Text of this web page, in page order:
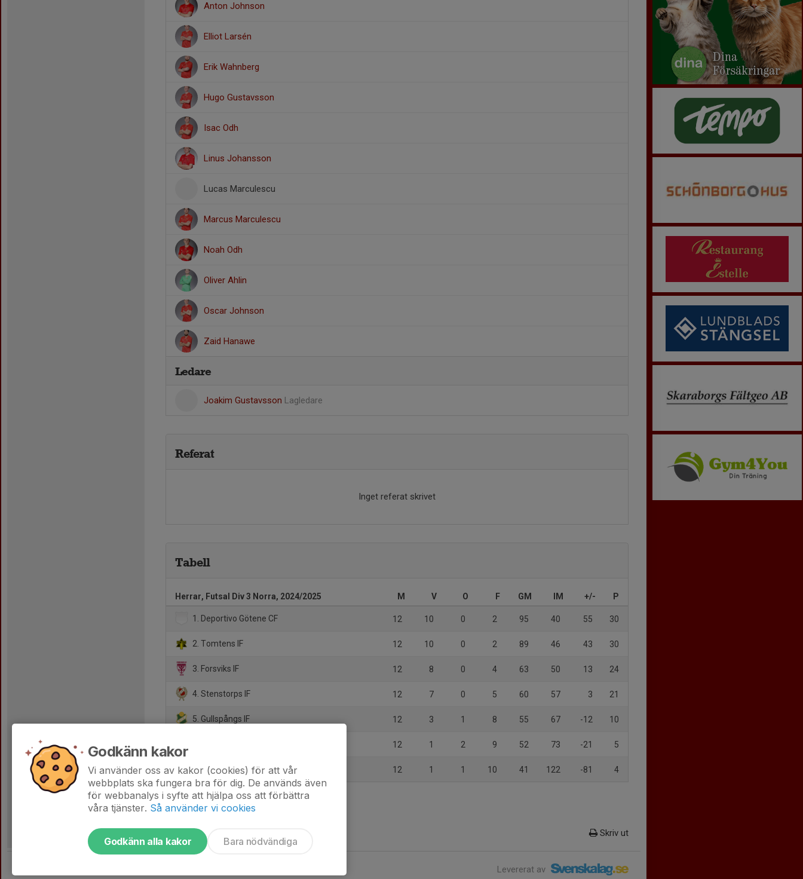
Anton Johnson
Elliot Larsén
Erik Wahnberg
Hugo Gustavsson
Isac Odh
Linus Johansson
Lucas Marculescu
Marcus Marculescu
Noah Odh
Oliver Ahlin
Oscar Johnson
Zaid Hanawe
Ledare
Joakim Gustavsson Lagledare
Referat
Inget referat skrivet
Tabell
Herrar, Futsal Div 3 Norra, 2024/2025 M V O F GM IM +/- P
1. Deportivo Götene CF 12 10 0 2 95 40 55 30
2. Tomtens IF 12 10 0 2 89 46 43 30
3. Forsviks IF 12 8 0 4 63 50 13 24
4. Stenstorps IF 12 7 0 5 60 57 3 21
5. Gullspångs IF 12 3 1 8 55 67 -12 10
12 1 2 9 52 73 -21 5
7. Hova/Weimer 12 1 1 10 41 122 -81 4
Skriv ut
Levererat av
Godkänn kakor
Vi använder oss av kakor (cookies) för att vår
webbplats ska fungera bra för dig. De används även
för webbanalys i syfte att hjälpa oss att förbättra
våra tjänster. Så använder vi cookies
Godkänn alla kakor Bara nödvändiga